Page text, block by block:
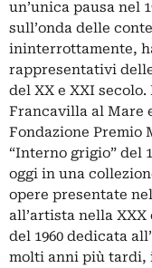
un’unica pausa nel
sull’onda delle
ininterrottamente,
rappresentativi
del XX e XXI
Francavilla al Mare
Fondazione Premio
“Interno grigio” del
oggi in una
opere presentate
all’artista nella
del 1960 dedicata
molti anni più tardi,